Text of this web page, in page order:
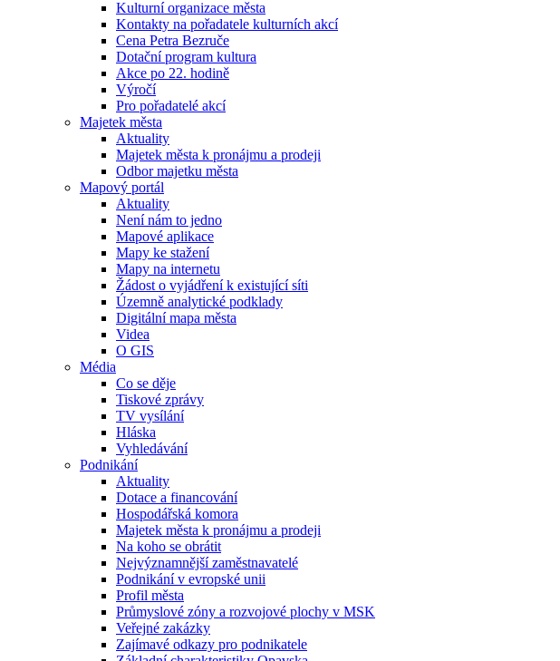
Kulturní organizace města
Kontakty na pořadatele kulturních akcí
Cena Petra Bezruče
Dotační program kultura
Akce po 22. hodině
Výročí
Pro pořadatelé akcí
Majetek města
Aktuality
Majetek města k pronájmu a prodeji
Odbor majetku města
Mapový portál
Aktuality
Není nám to jedno
Mapové aplikace
Mapy ke stažení
Mapy na internetu
Žádost o vyjádření k existující síti
Územně analytické podklady
Digitální mapa města
Videa
O GIS
Média
Co se děje
Tiskové zprávy
TV vysílání
Hláska
Vyhledávání
Podnikání
Aktuality
Dotace a financování
Hospodářská komora
Majetek města k pronájmu a prodeji
Na koho se obrátit
Nejvýznamnější zaměstnavatelé
Podnikání v evropské unii
Profil města
Průmyslové zóny a rozvojové plochy v MSK
Veřejné zakázky
Zajímavé odkazy pro podnikatele